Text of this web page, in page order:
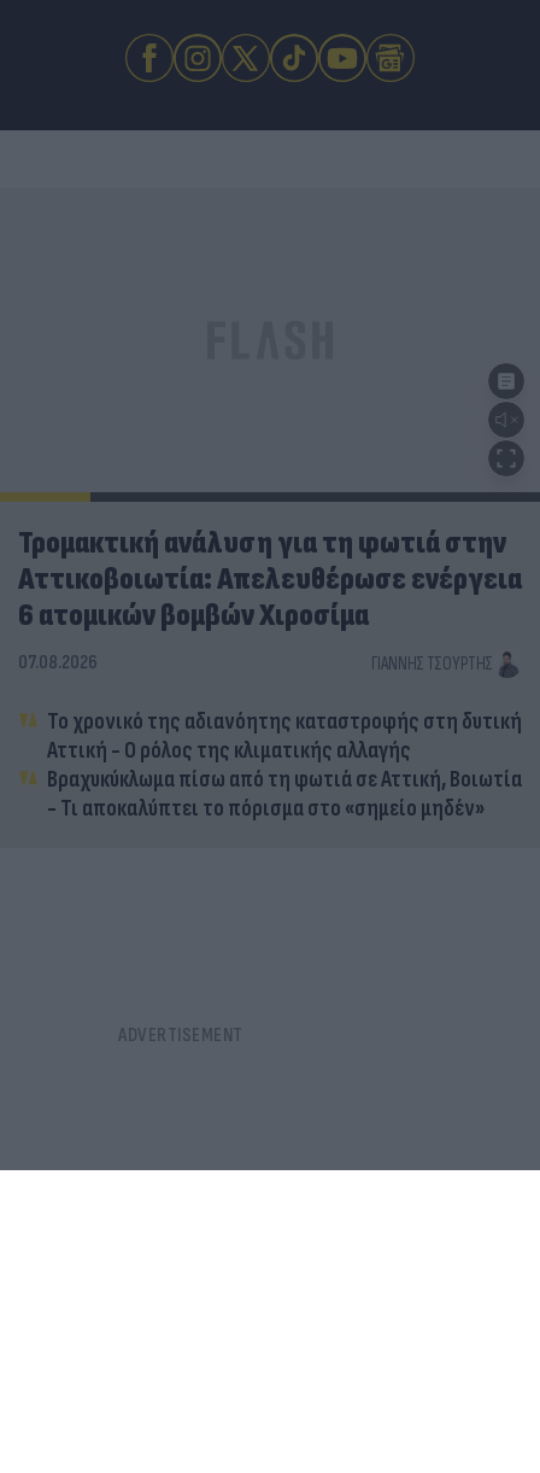
Τρομακτική ανάλυση για τη φωτιά στην
Αττικοβοιωτία: Απελευθέρωσε ενέργεια
6 ατομικών βομβών Χιροσίμα
07.08.2026 ΓΙΆΝΝΗΣ ΤΣΟΎΡΤΗΣ
Το χρονικό της αδιανόητης καταστροφής στη δυτική
Αττική - Ο ρόλος της κλιματικής αλλαγής
Βραχυκύκλωμα πίσω από τη φωτιά σε Αττική, Βοιωτία
- Τι αποκαλύπτει το πόρισμα στο «σημείο μηδέν»